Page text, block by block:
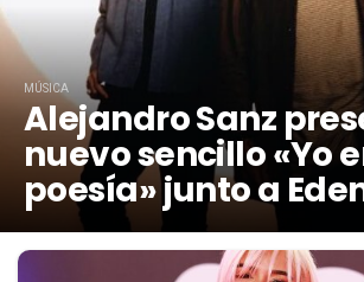
MÚSICA
Alejandro Sanz
nuevo sencillo «Yo
poesía» junto a